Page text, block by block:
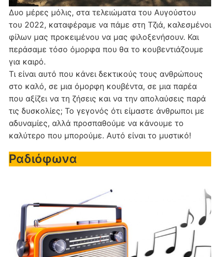
Δυο μέρες μόλις, στα τελειώματα του Αυγούστου
του 2022, καταφέραμε να πάμε στη Τζιά, καλεσμένοι
φίλων μας προκειμένου να μας φιλοξενήσουν. Και
περάσαμε τόσο όμορφα που θα το κουβεντιάζουμε
για καιρό.
Τι είναι αυτό που κάνει δεκτικούς τους ανθρώπους
στο καλό, σε μια όμορφη κουβέντα, σε μια παρέα
που αξίζει να τη ζήσεις και να την απολαύσεις παρά
τις δυσκολίες; Το γεγονός ότι είμαστε άνθρωποι με
αδυναμίες, αλλά προσπαθούμε να κάνουμε το
καλύτερο που μπορούμε. Αυτό είναι το μυστικό!
Ραδιόφωνα